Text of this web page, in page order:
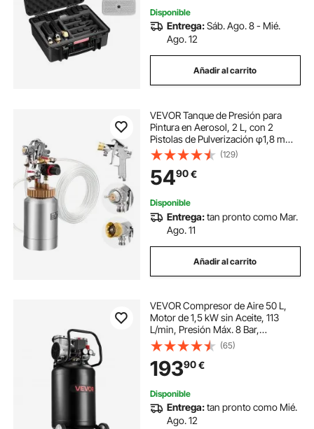
Disponible
Entrega:Sáb. Ago. 8 - Mié.
Ago. 12
Añadir al carrito
VEVOR Tanque de Presión para
Pintura en Aerosol, 2 L, con 2
Pistolas de Pulverización φ1,8 mm
+ φ3 mm y 2 Mangueras 3 m para
Proyectos de Bricolaje y Creación
de Arte, 385 x 126 x 126 mm, Plata
(129)
5490€
Disponible
Entrega:tan pronto como Mar.
Ago. 11
Añadir al carrito
VEVOR Compresor de Aire 50 L,
Motor de 1,5 kW sin Aceite, 113
L/min, Presión Máx. 8 Bar,
Compresor Silencioso 75 dB,
Portátil con Ruedas, para Inflación
de Neumáticos Pistola de Pintura
Carpintería
(65)
19390€
Disponible
Entrega:tan pronto como Mié.
Ago. 12